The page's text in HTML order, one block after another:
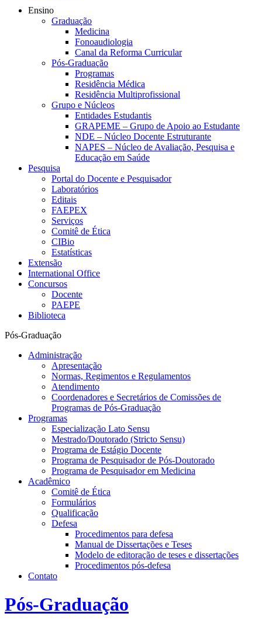
Ensino
Graduação
Medicina
Fonoaudiologia
Canal da Reforma Curricular
Pós-Graduação
Programas
Residência Médica
Residência Multiprofissional
Grupo e Núcleos
Entidades Estudantis
GRAPEME – Grupo de Apoio ao Estudante
NDE – Núcleo Docente Estruturante
NAPES – Núcleo de Avaliação, Pesquisa e
Educação em Saúde
Pesquisa
Portal do Docente e Pesquisador
Laboratórios
Editais
FAEPEX
Serviços
Comitê de Ética
CIBio
Estatísticas
Extensão
International Office
Concursos
Docente
PAEPE
Biblioteca
Pós-Graduação
Administração
Apresentação
Normas, Regimentos e Regulamentos
Atendimento
Coordenadores e Secretários de Comissões de
Programas de Pós-Graduação
Programas
Especialização Lato Sensu
Mestrado/Doutorado (Stricto Sensu)
Programa de Estágio Docente
Programa de Pesquisador de Pós-Doutorado
Programa de Pesquisador em Medicina
Acadêmico
Comitê de Ética
Formulários
Qualificação
Defesa
Procedimentos para defesa
Manual de Dissertações e Teses
Modelo de editoração de teses e dissertações
Procedimentos pós-defesa
Contato
Pós-Graduação